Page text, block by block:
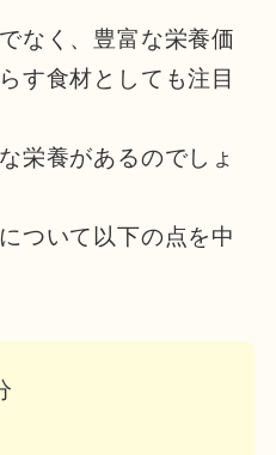
なく、豊富な栄養価
す食材としても注目
栄養があるのでしょ
ついて以下の点を中